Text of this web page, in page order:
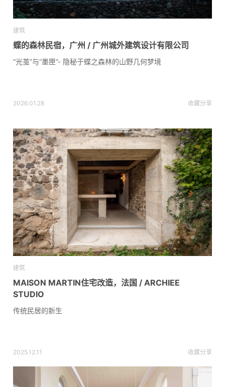
建筑
蝶的森林民宿，广州 / 广州城外建筑设计有限公司
“光茧”与“墨匣”- 隐秘于蝶之森林的山野几何梦境
2026.01.28 收藏分享
建筑
MAISON MARTIN住宅改造，法国 / ARCHIEE
STUDIO
传统民居的新生
2025.12.11 收藏分享